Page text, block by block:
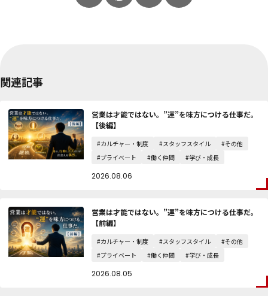
関連記事
営業は才能ではない。”運”を味方につける仕事だ。
【後編】
#カルチャー・制度 #スタッフスタイル
#その他
#プライベート
#働く仲間 #学び・成長
2026.08.06
営業は才能ではない。”運”を味方につける仕事だ。
【前編】
#カルチャー・制度 #スタッフスタイル
#その他
#プライベート
#働く仲間 #学び・成長
2026.08.05